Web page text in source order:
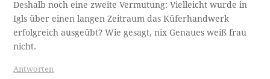
Deshalb noch eine zweite Vermutung: Vielleicht wurde in
Igls über einen langen Zeitraum das Küferhandwerk
erfolgreich ausgeübt? Wie gesagt, nix Genaues weiß frau
nicht.
Antworten